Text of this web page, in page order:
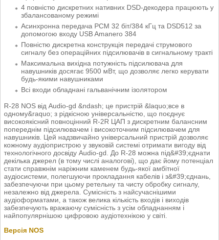
4 повністю дискретних нативних DSD-декодера працюють у
збалансованому режимі
Асинхронна передача PCM 32 біт/384 кГц та DSD512 за
допомогою входу USB Amanero 384
Повністю дискретна конструкція передачі струмового
сигналу без операційних підсилювачів в сигнальному тракті
Максимальна вихідна потужність підсилювача для
навушників досягає 9500 мВт, що дозволяє легко керувати
будь-якими навушниками
Всі входи обладнані гальванічним ізолятором
R-28 NOS від Audio-gd &ndash; це пристрій &laquo;все в
одному&raquo; з рідкісною універсальністю, що поєднує
високоякісний повноцінний R-2R ЦАП з дискретним балансним
попереднім підсилювачем і високоточним підсилювачем для
навушників. Цей надзвичайно універсальний пристрій дозволяє
кожному аудіопристрою у звуковій системі отримати вигоду від
технологічного досвіду Audio-gd. До R-28 можна під&#39;єднати
декілька джерел (в тому числі аналогові), що дає йому потенціал
стати справжнім наріжним каменем будь-якої амбітної
аудіосистеми, полегшуючи прокладання кабелів і з&#39;єднань,
забезпечуючи при цьому ретельну та чисту обробку сигналу,
незалежно від джерела. Сумісність з найсучаснішими
аудіоформатами, а також велика кількість входів і виходів
забезпечують вражаючу сумісність з усім обладнанням і
найпопулярнішою цифровою аудіотехнікою у світі.
Версія NOS